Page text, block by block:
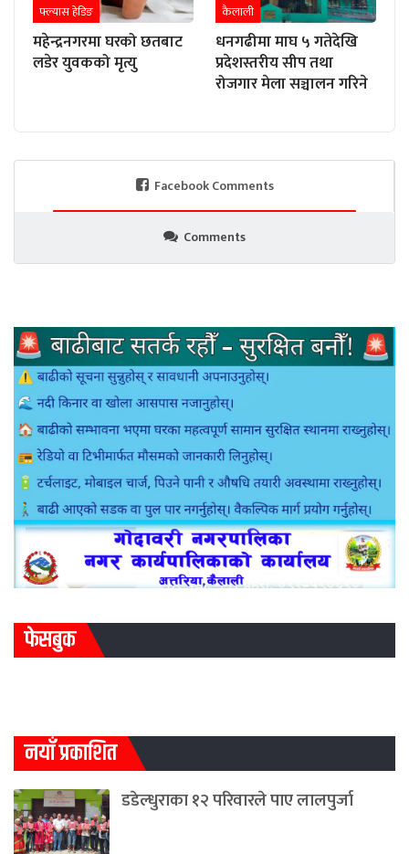
फ्ल्यास हेडिङ
महेन्द्रनगरमा घरको छतबाट
लडेर युवकको मृत्यु
कैलाली
धनगढीमा माघ ५ गतेदेखि
प्रदेशस्तरीय सीप तथा
रोजगार मेला सञ्चालन गरिने
Facebook Comments
Comments
फेसबुक
नयाँ प्रकाशित
डडेल्धुराका १२ परिवारले पाए लालपुर्जा